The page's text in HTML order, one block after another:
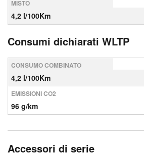
MISTO
4,2 l/100Km
Consumi dichiarati WLTP
CONSUMO COMBINATO
4,2 l/100Km
EMISSIONI CO2
96 g/km
Accessori di serie